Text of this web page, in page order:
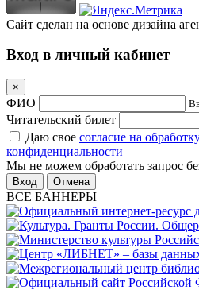
Сайт сделан на основе дизайна
Вход в личный кабинет
×
ФИО
Читательский билет
Даю свое согласие на
конфиденциальности
Мы не можем обработать запрос
Отмена
ВСЕ БАННЕРЫ